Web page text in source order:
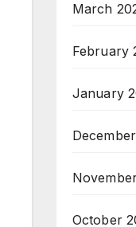
March
February
January
October